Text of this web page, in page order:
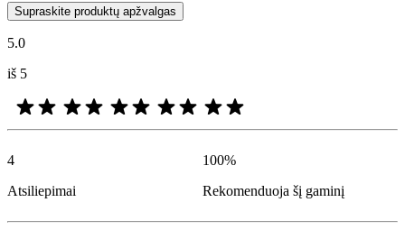
Klientų nuomonės, pateikiamos kaip produktų ir žvaigždučių
Supraskite produktų apžvalgas
5.0
iš 5
4
Atsiliepimai
100%
Rekomenduoja šį gaminį